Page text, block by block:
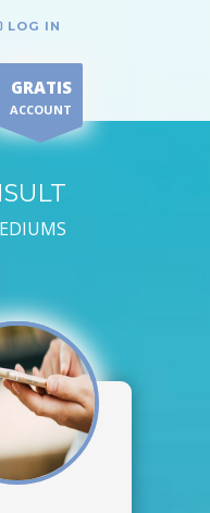
LOG IN
GRATIS
ACCOUNT